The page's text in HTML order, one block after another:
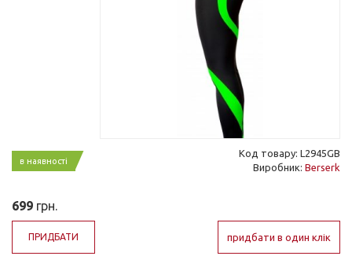
в наявності
Код товару: L2945GB
Виробник: Berserk
699 грн.
ПРИДБАТИ придбати в один клік